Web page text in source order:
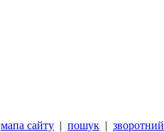
мапа сайту | пошук |